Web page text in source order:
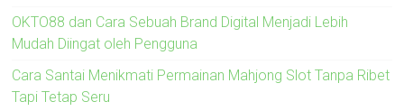
OKTO88 dan Cara Sebuah Brand Digital Menjadi Lebih
Mudah Diingat oleh Pengguna
Cara Santai Menikmati Permainan Mahjong Slot Tanpa Ribet
Tapi Tetap Seru